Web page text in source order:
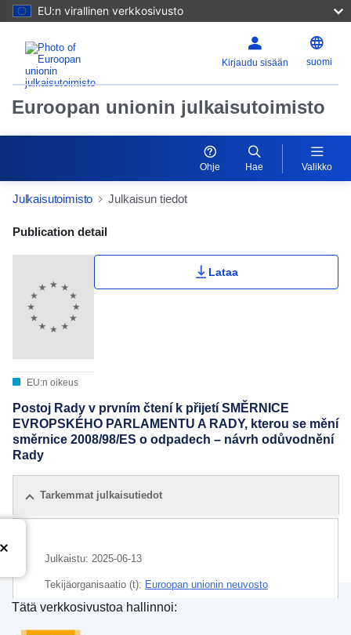
EU:n virallinen verkkosivusto
Kirjaudu sisään suomi
Euroopan unionin julkaisutoimisto
Ohje Hae Valikko
Julkaisutoimisto Julkaisun tiedot
Publication Detail Actions Portlet
Publication detail
EU:n oikeus
Lataa
Postoj Rady v prvním čtení k přijetí SMĚRNICE
EVROPSKÉHO PARLAMENTU A RADY, kterou se mění
směrnice 2008/98/ES o odpadech – návrh odůvodnění
Rady
Tarkemmat julkaisutiedot
Julkaistu: 2025-06-13
Tekijäorganisaatio (t): Euroopan unionin neuvosto
IMMC : ST 6978 2025 ADD 1
Euroopan unionin julkaisutoimisto
Tätä verkkosivustoa hallinnoi: